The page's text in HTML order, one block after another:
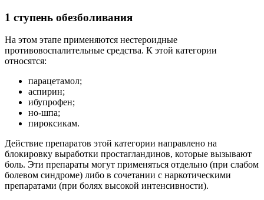
1 ступень обезболивания
На этом этапе применяются нестероидные
противовоспалительные средства. К этой категории
относятся:
парацетамол;
аспирин;
ибупрофен;
но-шпа;
пироксикам.
Действие препаратов этой категории направлено на
блокировку выработки простагландинов, которые вызывают
боль. Эти препараты могут применяться отдельно (при слабом
болевом синдроме) либо в сочетании с наркотическими
препаратами (при болях высокой интенсивности).